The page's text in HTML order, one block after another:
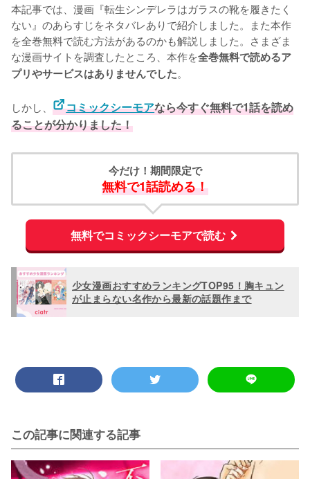
本記事では、漫画『転生シンデレラはガラスの靴を履きたく
ない』のあらすじをネタバレありで紹介しました。また本作
を全巻無料で読む方法があるのかも解説しました。さまざま
な漫画サイトを調査したところ、本作を全巻無料で読めるア
プリやサービスはありませんでした。
しかし、 コミックシーモアなら今すぐ無料で1話を読め
ることが分かりました！
今だけ！期間限定で
無料で1話読める！
無料でコミックシーモアで読む
少女漫画おすすめランキングTOP95！胸キュン
が止まらない名作から最新の話題作まで
この記事に関連する記事